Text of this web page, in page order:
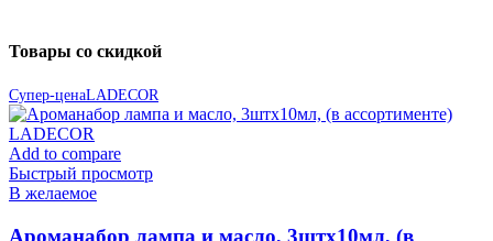
Товары со скидкой
Супер-ценаLADECOR
Add to compare
Быстрый просмотр
В желаемое
Ароманабор лампа и масло, 3штx10мл, (в